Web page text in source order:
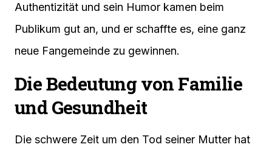
Authentizität und sein Humor kamen beim
Publikum gut an, und er schaffte es, eine ganz
neue Fangemeinde zu gewinnen.
Die Bedeutung von Familie
und Gesundheit
Die schwere Zeit um den Tod seiner Mutter hat